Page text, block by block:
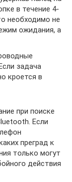
в течение 4-
необходимо не
ожидания, а
задача
кроется в
при поиске
Если
преград к
только могут
действия